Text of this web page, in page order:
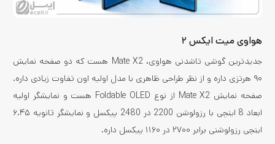
هواوی میت ایکس ۲
جدید‌ترین گوشی تاشدنی هواوی، Mate X2 هست که دو صفحه نمایش
۹۰ هرتزی داره و از نظر طراحی ظاهری با مدل اولیه اون تفاوت زیادی داره.
صفحه نمایش Mate X2 از نوع Foldable OLED هست و نمایشگر اولیه
ابعاد 8 اینچی با رزولوشن 2200 در 2480 پیکسل و نمایشگر ثانویه ۶.۴۵
اینچی رزولوشنی برابر ۲۷۰۰ در ۱۱۶۰ پیکسل داره.